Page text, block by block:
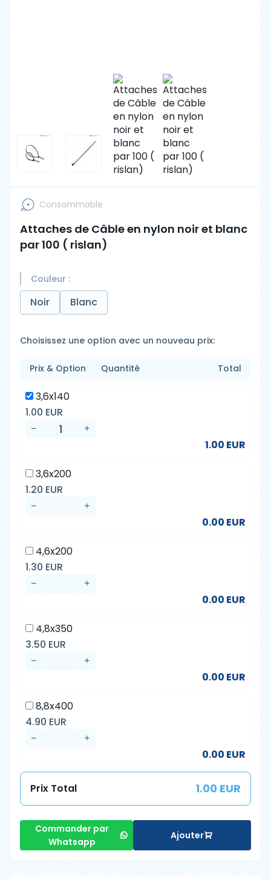
Consommable
Attaches de Câble en nylon noir et blanc
par 100 ( rislan)
Couleur :
Noir Blanc
Choisissez une option avec un nouveau prix:
Prix & Option Quantité Total
3,6x140
1.00 EUR
1.00 EUR
3,6x200
1.20 EUR
0.00 EUR
4,6x200
1.30 EUR
0.00 EUR
4,8x350
3.50 EUR
0.00 EUR
8,8x400
4.90 EUR
0.00 EUR
Prix Total 1.00 EUR
Commander par
Whatsapp
Ajouter